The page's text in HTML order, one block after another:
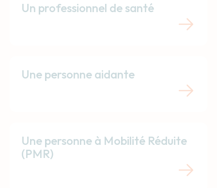
Un professionnel de santé
Une personne aidante
Une personne à Mobilité Réduite
(PMR)